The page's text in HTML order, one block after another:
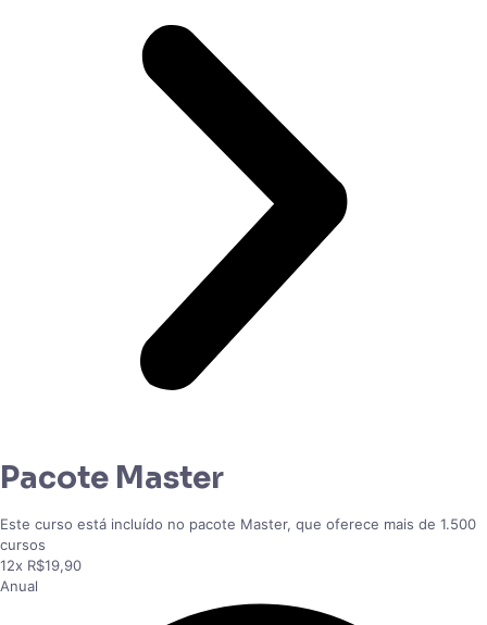
Pacote Master
Este curso está incluído no pacote Master, que oferece mais de 1.500
cursos
12x R$19,90
Anual